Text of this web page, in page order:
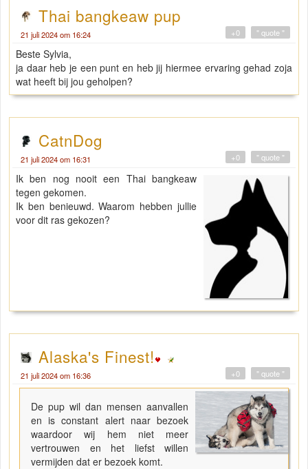
Thai bangkeaw pup
21 juli 2024 om 16:24 " quote "
+0
Beste Sylvia,
ja daar heb je een punt en heb jij hiermee ervaring gehad zoja
wat heeft bij jou geholpen?
CatnDog
21 juli 2024 om 16:31 " quote "
+0
Ik ben nog nooit een Thai bangkeaw
tegen gekomen.
Ik ben benieuwd. Waarom hebben jullie
voor dit ras gekozen?
Alaska's Finest!
21 juli 2024 om 16:36 " quote "
+0
De pup wil dan mensen aanvallen
en is constant alert naar bezoek
waardoor wij hem niet meer
vertrouwen en het liefst willen
vermijden dat er bezoek komt.